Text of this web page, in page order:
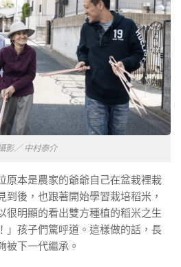
影／ 中村泰介
原本是農家的爺爺自己在盆栽裡栽
到後，也跟著開始學習栽培稻米，
很明顯的看出雙方種植的稻米之生
」孩子們驚呼道。這樣做的話，長
被下一代繼承。